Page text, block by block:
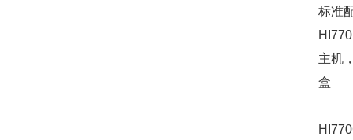
标准
HI770
主机
盒